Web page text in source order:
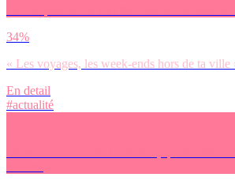
34%
« Les voyages, les week-ends hors de ta ville
En detail
#actualité